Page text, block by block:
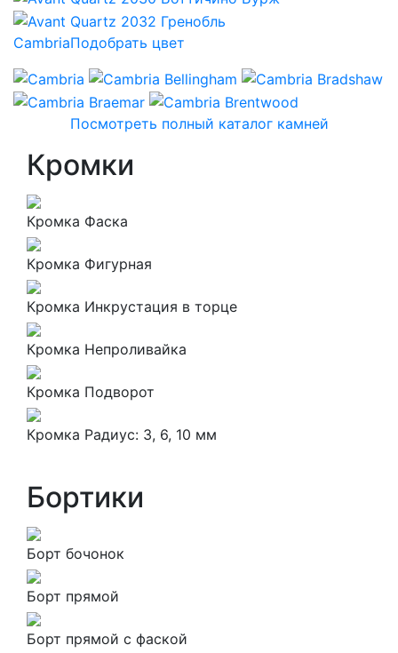
CambriaПодобрать цвет
Посмотреть полный каталог камней
Кромки
Кромка Фаска
Кромка Фигурная
Кромка Инкрустация в торце
Кромка Непроливайка
Кромка Подворот
Кромка Радиус: 3, 6, 10 мм
Бортики
Борт бочонок
Борт прямой
Борт прямой с фаской